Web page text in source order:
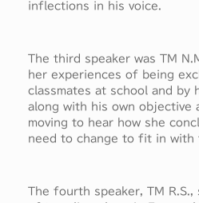
inflections in his voice.
The third speaker was TM
her experiences of being
classmates at school and by
along with his own objective
moving to hear how she
need to change to fit in with
The fourth speaker, TM